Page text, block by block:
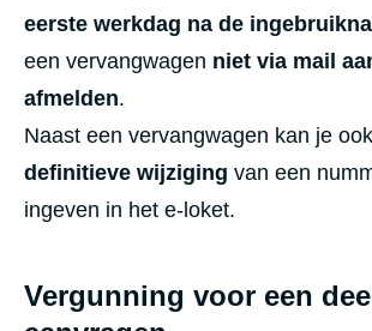
eerste werkdag na de
een vervangwagen niet via mail
afmelden.
Naast een vervangwagen kan je
definitieve wijziging van een
ingeven in het e-loket.
Vergunning voor een